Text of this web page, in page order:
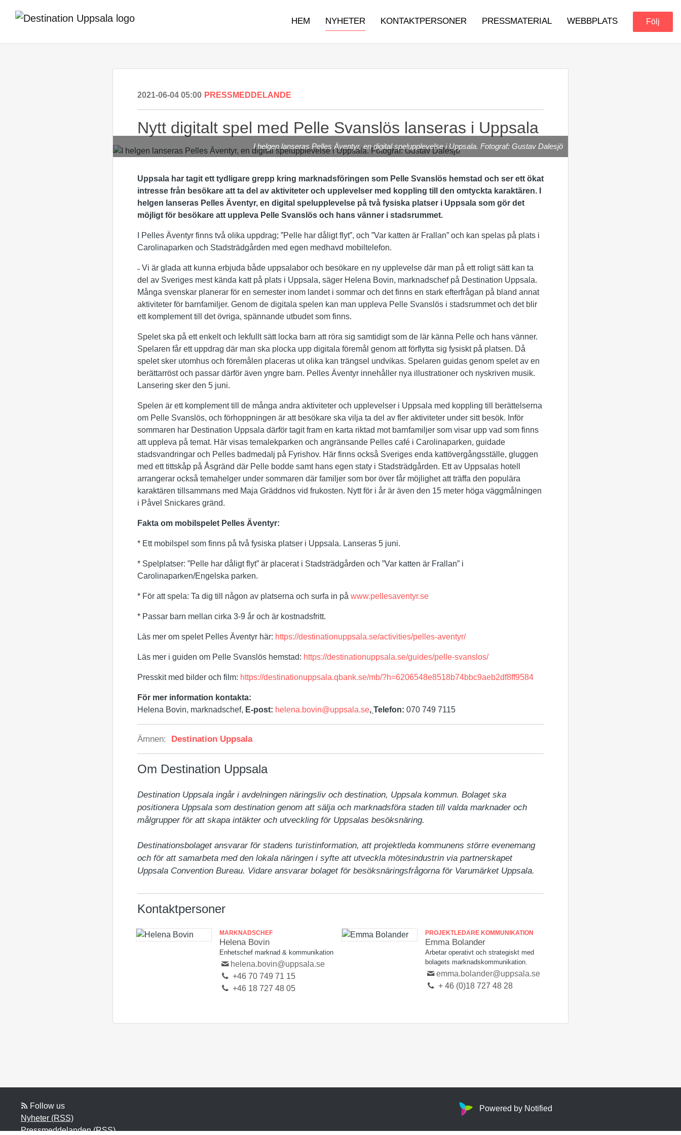
HEM NYHETER KONTAKTPERSONER PRESSMATERIAL WEBBPLATS Följ
2021-06-04 05:00 PRESSMEDDELANDE
Nytt digitalt spel med Pelle Svanslös lanseras i Uppsala
I helgen lanseras Pelles Äventyr, en digital spelupplevelse i Uppsala. Fotograf: Gustav Dalesjö
Uppsala har tagit ett tydligare grepp kring marknadsföringen som Pelle Svanslös hemstad och ser ett ökat
intresse från besökare att ta del av aktiviteter och upplevelser med koppling till den omtyckta karaktären. I
helgen lanseras Pelles Äventyr, en digital spelupplevelse på två fysiska platser i Uppsala som gör det
möjligt för besökare att uppleva Pelle Svanslös och hans vänner i stadsrummet.
I Pelles Äventyr finns två olika uppdrag; ”Pelle har dåligt flyt”, och ”Var katten är Frallan” och kan spelas på plats i
Carolinaparken och Stadsträdgården med egen medhavd mobiltelefon.
˗ Vi är glada att kunna erbjuda både uppsalabor och besökare en ny upplevelse där man på ett roligt sätt kan ta
del av Sveriges mest kända katt på plats i Uppsala, säger Helena Bovin, marknadschef på Destination Uppsala.
Många svenskar planerar för en semester inom landet i sommar och det finns en stark efterfrågan på bland annat
aktiviteter för barnfamiljer. Genom de digitala spelen kan man uppleva Pelle Svanslös i stadsrummet och det blir
ett komplement till det övriga, spännande utbudet som finns.
Spelet ska på ett enkelt och lekfullt sätt locka barn att röra sig samtidigt som de lär känna Pelle och hans vänner.
Spelaren får ett uppdrag där man ska plocka upp digitala föremål genom att förflytta sig fysiskt på platsen. Då
spelet sker utomhus och föremålen placeras ut olika kan trängsel undvikas. Spelaren guidas genom spelet av en
berättarröst och passar därför även yngre barn. Pelles Äventyr innehåller nya illustrationer och nyskriven musik.
Lansering sker den 5 juni.
Spelen är ett komplement till de många andra aktiviteter och upplevelser i Uppsala med koppling till berättelserna
om Pelle Svanslös, och förhoppningen är att besökare ska vilja ta del av fler aktiviteter under sitt besök. Inför
sommaren har Destination Uppsala därför tagit fram en karta riktad mot barnfamiljer som visar upp vad som finns
att uppleva på temat. Här visas temalekparken och angränsande Pelles café i Carolinaparken, guidade
stadsvandringar och Pelles badmedalj på Fyrishov. Här finns också Sveriges enda kattövergångsställe, gluggen
med ett tittskåp på Åsgränd där Pelle bodde samt hans egen staty i Stadsträdgården. Ett av Uppsalas hotell
arrangerar också temahelger under sommaren där familjer som bor över får möjlighet att träffa den populära
karaktären tillsammans med Maja Gräddnos vid frukosten. Nytt för i år är även den 15 meter höga väggmålningen
i Påvel Snickares gränd.
Fakta om mobilspelet Pelles Äventyr:
* Ett mobilspel som finns på två fysiska platser i Uppsala. Lanseras 5 juni.
* Spelplatser: ”Pelle har dåligt flyt” är placerat i Stadsträdgården och ”Var katten är Frallan” i
Carolinaparken/Engelska parken.
* För att spela: Ta dig till någon av platserna och surfa in på www.pellesaventyr.se
* Passar barn mellan cirka 3-9 år och är kostnadsfritt.
Läs mer om spelet Pelles Äventyr här: https://destinationuppsala.se/activities/pelles-aventyr/
Läs mer i guiden om Pelle Svanslös hemstad: https://destinationuppsala.se/guides/pelle-svanslos/
Presskit med bilder och film: https://destinationuppsala.qbank.se/mb/?h=6206548e8518b74bbc9aeb2df8ff9584
För mer information kontakta:
Helena Bovin, marknadschef, E-post: helena.bovin@uppsala.se, Telefon: 070 749 7115
Ämnen: Destination Uppsala
Om Destination Uppsala
Destination Uppsala ingår i avdelningen näringsliv och destination, Uppsala kommun. Bolaget ska
positionera Uppsala som destination genom att sälja och marknadsföra staden till valda marknader och
målgrupper för att skapa intäkter och utveckling för Uppsalas besöksnäring.
Destinationsbolaget ansvarar för stadens turistinformation, att projektleda kommunens större evenemang
och för att samarbeta med den lokala näringen i syfte att utveckla mötesindustrin via partnerskapet
Uppsala Convention Bureau. Vidare ansvarar bolaget för besöksnäringsfrågorna för Varumärket Uppsala.
Kontaktpersoner
MARKNADSCHEF
Helena Bovin
Enhetschef marknad & kommunikation
helena.bovin@uppsala.se
+46 70 749 71 15
+46 18 727 48 05
PROJEKTLEDARE KOMMUNIKATION
Emma Bolander
Arbetar operativt och strategiskt med
bolagets marknadskommunikation.
emma.bolander@uppsala.se
+ 46 (0)18 727 48 28
Follow us
Nyheter (RSS)
Pressmeddelanden (RSS)
Powered by Notified